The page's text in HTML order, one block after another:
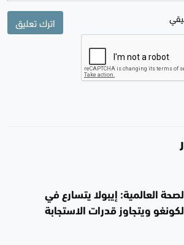
اترك تعليق
الصحة العالمية: إيبولا يتسارع في
الكونغو ويتجاوز قدرات الاستجابة